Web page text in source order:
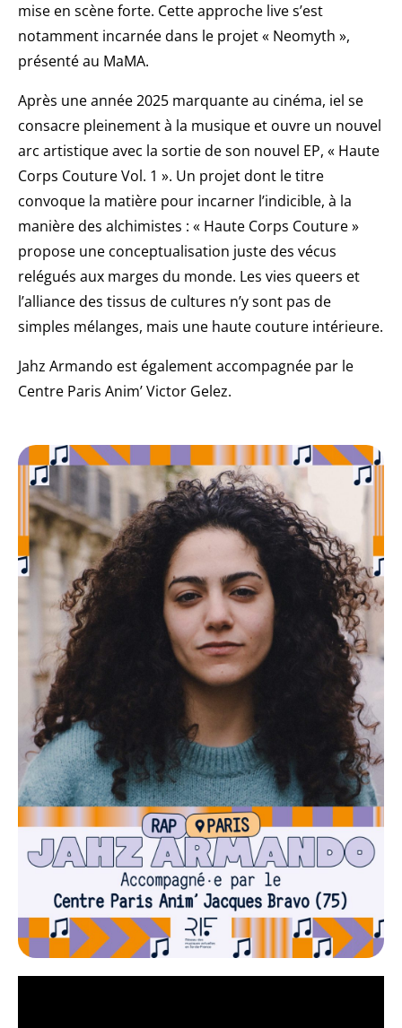
mise en scène forte. Cette approche live s’est
notamment incarnée dans le projet « Neomyth »,
présenté au MaMA.
Après une année 2025 marquante au cinéma, iel se
consacre pleinement à la musique et ouvre un nouvel
arc artistique avec la sortie de son nouvel EP, « Haute
Corps Couture Vol. 1 ». Un projet dont le titre
convoque la matière pour incarner l’indicible, à la
manière des alchimistes : « Haute Corps Couture »
propose une conceptualisation juste des vécus
relégués aux marges du monde. Les vies queers et
l’alliance des tissus de cultures n’y sont pas de
simples mélanges, mais une haute couture intérieure.
Jahz Armando est également accompagnée par le
Centre Paris Anim’ Victor Gelez.